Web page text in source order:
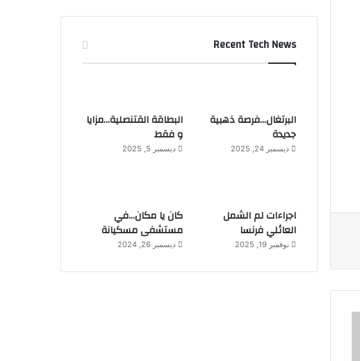
Recent Tech News
البرتغال…فرصة ذهبية
جديدة
ديسمبر 24, 2025
البطاقة القتنصلية…مزايا
و فقط
ديسمبر 5, 2025
اجراءات لم الشمل
العائلي فرنسا
نوفمبر 19, 2025
كان يا مكان…في
مستشفى مسكيانة
ديسمبر 26, 2024